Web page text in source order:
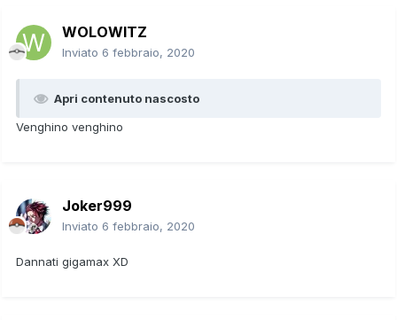
WOLOWITZ
Inviato 6 febbraio, 2020
Apri contenuto nascosto
Venghino venghino
Joker999
Inviato 6 febbraio, 2020
Dannati gigamax XD